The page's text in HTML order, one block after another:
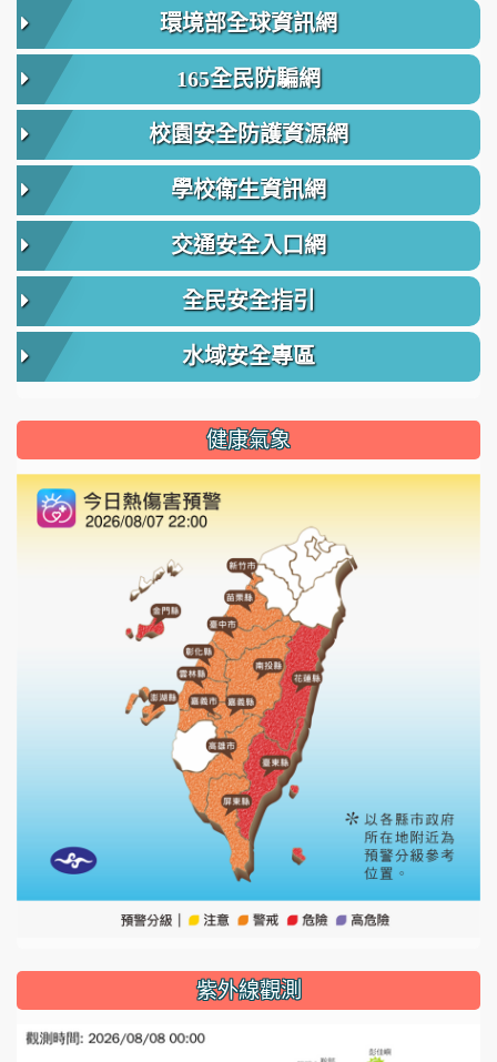
環境部全球資訊網
165全民防騙網
校園安全防護資源網
學校衛生資訊網
交通安全入口網
全民安全指引
水域安全專區
健康氣象
紫外線觀測